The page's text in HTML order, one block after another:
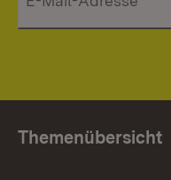
Themenübersicht